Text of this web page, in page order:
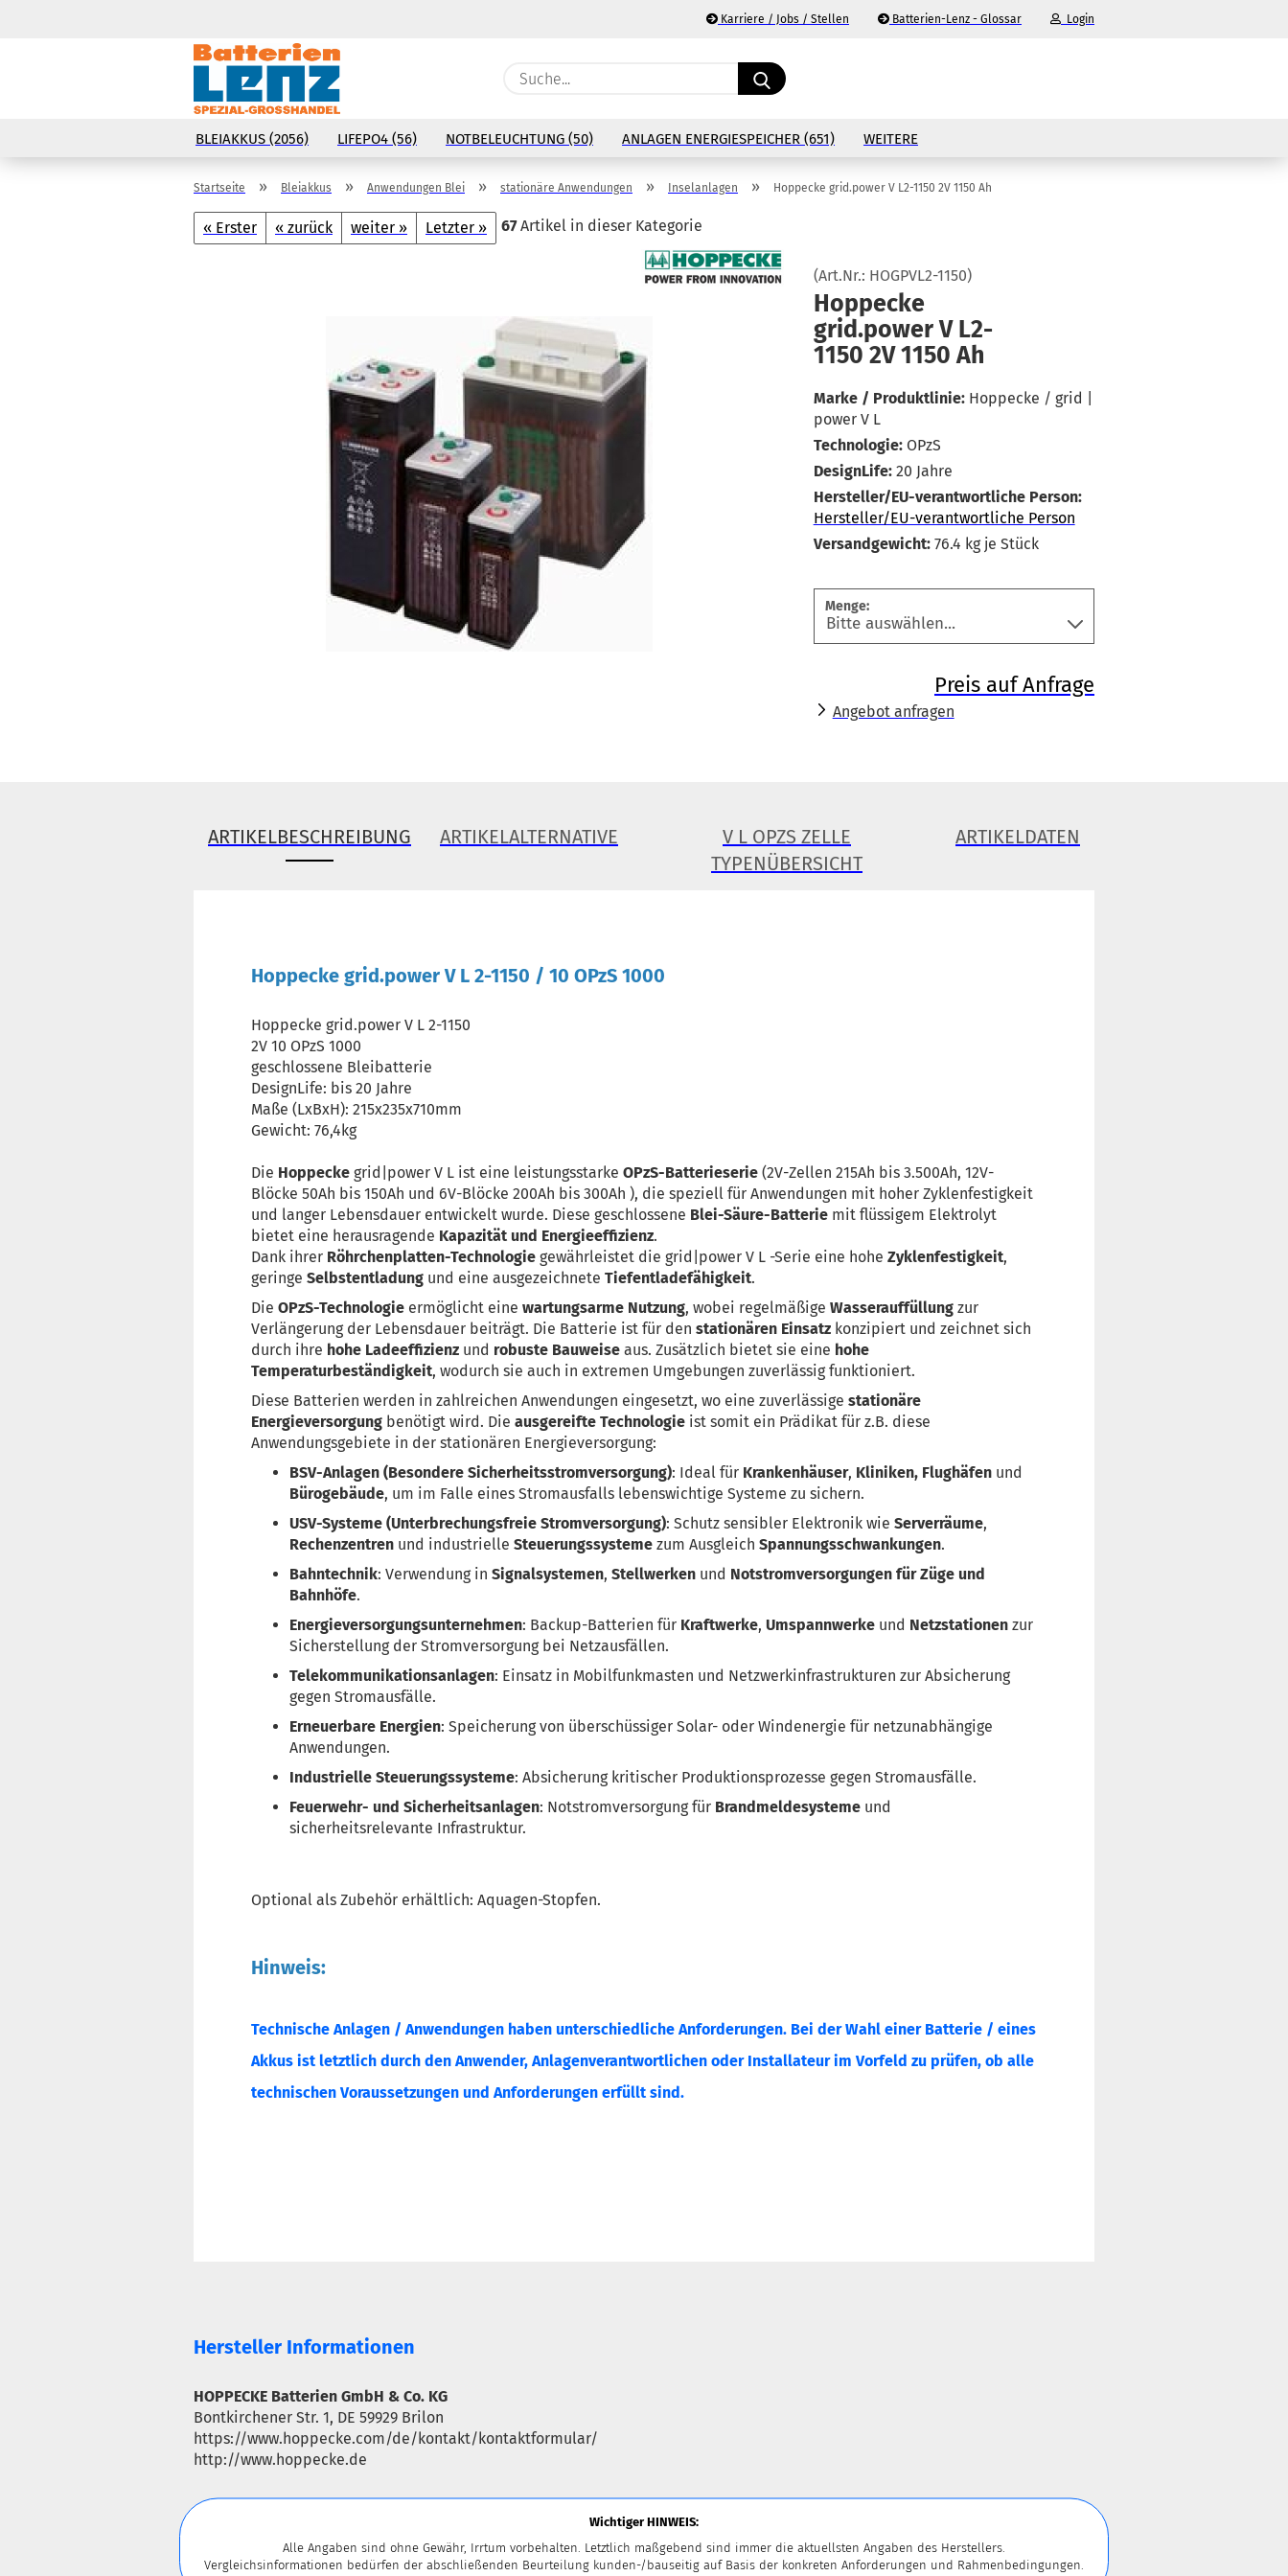
Karriere / Jobs / Stellen Batterien-Lenz - Glossar Login
Konto erstellen
Passwort vergessen?
Suche...
BLEIAKKUS (2056) LIFEPO4 (56) NOTBELEUCHTUNG (50) ANLAGEN ENERGIESPEICHER (651) WEITERE
Startseite » Bleiakkus » Anwendungen Blei » stationäre Anwendungen » Inselanlagen » Hoppecke grid.power V L2-1150 2V 1150 Ah
« Erster « zurück weiter » Letzter » 67Artikel in dieser Kategorie
(Art.Nr.: HOGPVL2-1150)
Hop­pe­cke
grid.power V L2-​
1150 2V 1150 Ah
Marke / Produktlinie: Hoppecke / grid |
power V L
Technologie: OPzS
DesignLife: 20 Jahre
Hersteller/EU-verantwortliche Person:
Hersteller/EU-verantwortliche Person
Versandgewicht: 76.4 kg je Stück
Menge:
Preis auf Anfrage
Angebot anfragen
ARTIKELBESCHREIBUNG ARTIKELALTERNATIVE
V L OPZS ZELLE
TYPENÜBERSICHT
ARTIKELDATEN
Hoppecke grid.power V L 2-1150 / 10 OPzS 1000
Hoppecke grid.power V L 2-1150
2V 10 OPzS 1000
geschlossene Bleibatterie
DesignLife: bis 20 Jahre
Maße (LxBxH): 215x235x710mm
Gewicht: 76,4kg
Die Hoppecke grid|power V L ist eine leistungsstarke OPzS-Batterieserie (2V-Zellen 215Ah bis 3.500Ah, 12V-
Blöcke 50Ah bis 150Ah und 6V-Blöcke 200Ah bis 300Ah ), die speziell für Anwendungen mit hoher Zyklenfestigkeit
und langer Lebensdauer entwickelt wurde. Diese geschlossene Blei-Säure-Batterie mit flüssigem Elektrolyt
bietet eine herausragende Kapazität und Energieeffizienz.
Dank ihrer Röhrchenplatten-Technologie gewährleistet die grid|power V L -Serie eine hohe Zyklenfestigkeit,
geringe Selbstentladung und eine ausgezeichnete Tiefentladefähigkeit.
Die OPzS-Technologie ermöglicht eine wartungsarme Nutzung, wobei regelmäßige Wasserauffüllung zur
Verlängerung der Lebensdauer beiträgt. Die Batterie ist für den stationären Einsatz konzipiert und zeichnet sich
durch ihre hohe Ladeeffizienz und robuste Bauweise aus. Zusätzlich bietet sie eine hohe
Temperaturbeständigkeit, wodurch sie auch in extremen Umgebungen zuverlässig funktioniert.
Diese Batterien werden in zahlreichen Anwendungen eingesetzt, wo eine zuverlässige stationäre
Energieversorgung benötigt wird. Die ausgereifte Technologie ist somit ein Prädikat für z.B. diese
Anwendungsgebiete in der stationären Energieversorgung:
BSV-Anlagen (Besondere Sicherheitsstromversorgung): Ideal für Krankenhäuser, Kliniken, Flughäfen und
Bürogebäude, um im Falle eines Stromausfalls lebenswichtige Systeme zu sichern.
USV-Systeme (Unterbrechungsfreie Stromversorgung): Schutz sensibler Elektronik wie Serverräume,
Rechenzentren und industrielle Steuerungssysteme zum Ausgleich Spannungsschwankungen.
Bahntechnik: Verwendung in Signalsystemen, Stellwerken und Notstromversorgungen für Züge und
Bahnhöfe.
Energieversorgungsunternehmen: Backup-Batterien für Kraftwerke, Umspannwerke und Netzstationen zur
Sicherstellung der Stromversorgung bei Netzausfällen.
Telekommunikationsanlagen: Einsatz in Mobilfunkmasten und Netzwerkinfrastrukturen zur Absicherung
gegen Stromausfälle.
Erneuerbare Energien: Speicherung von überschüssiger Solar- oder Windenergie für netzunabhängige
Anwendungen.
Industrielle Steuerungssysteme: Absicherung kritischer Produktionsprozesse gegen Stromausfälle.
Feuerwehr- und Sicherheitsanlagen: Notstromversorgung für Brandmeldesysteme und
sicherheitsrelevante Infrastruktur.
Optional als Zubehör erhältlich: Aquagen-Stopfen.
Hinweis:
Technische Anlagen / Anwendungen haben unterschiedliche Anforderungen. Bei der Wahl einer Batterie / eines
Akkus ist letztlich durch den Anwender, Anlagenverantwortlichen oder Installateur im Vorfeld zu prüfen, ob alle
technischen Voraussetzungen und Anforderungen erfüllt sind.
Hersteller Informationen
HOPPECKE Batterien GmbH & Co. KG
Bontkirchener Str. 1, DE 59929 Brilon
https://www.hoppecke.com/de/kontakt/kontaktformular/
http://www.hoppecke.de
Wichtiger HINWEIS:
Alle Angaben sind ohne Gewähr, Irrtum vorbehalten. Letztlich maßgebend sind immer die aktuellsten Angaben des Herstellers.
Vergleichsinformationen bedürfen der abschließenden Beurteilung kunden-/bauseitig auf Basis der konkreten Anforderungen und Rahmenbedingungen.